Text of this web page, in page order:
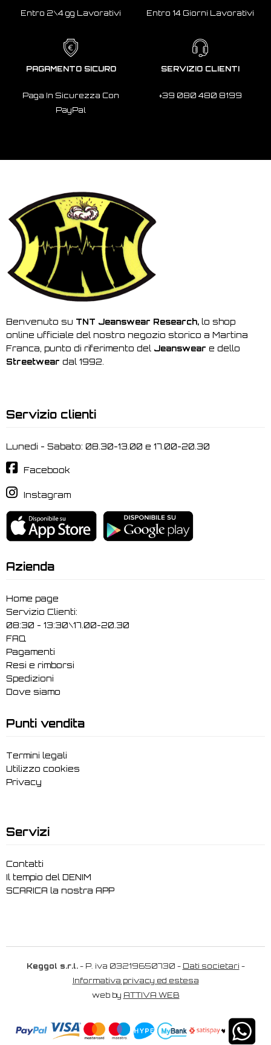
Entro 2\4 gg Lavorativi Entro 14 Giorni Lavorativi
PAGAMENTO SICURO
Paga In Sicurezza Con
PayPal
SERVIZIO CLIENTI
+39 080 480 8199
Benvenuto su TNT Jeanswear Research, lo shop
online ufficiale del nostro negozio storico a Martina
Franca, punto di riferimento del Jeanswear e dello
Streetwear dal 1992.
Servizio clienti
Lunedi - Sabato: 08.30-13.00 e 17.00-20.30
Facebook
Instagram
Azienda
Home page
Servizio Clienti:
08:30 - 13:30\17.00-20.30
FAQ
Pagamenti
Resi e rimborsi
Spedizioni
Dove siamo
Punti vendita
Termini legali
Utilizzo cookies
Privacy
Servizi
Contatti
Il tempio del DENIM
SCARICA la nostra APP
Keggol s.r.l.- P. iva 03219650730 - Dati societari -
Informativa privacy ed estesa
web by ATTIVA WEB